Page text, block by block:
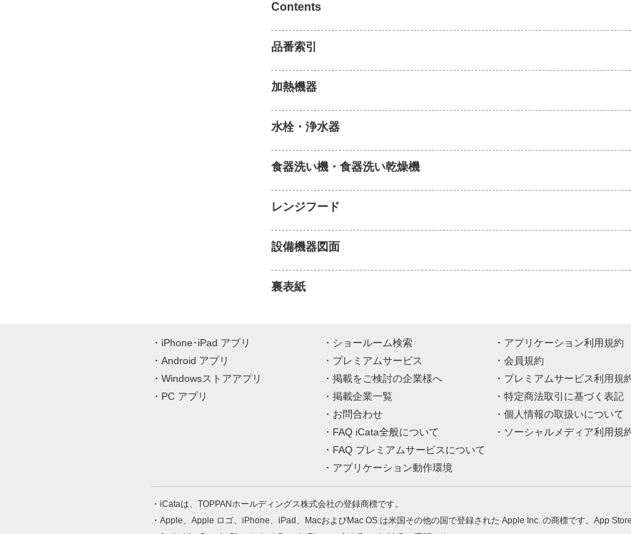
Contents
品番索引
加熱機器
水栓・浄水器
食器洗い機・食器洗い乾燥機
レンジフード
設備機器図面
裏表紙
iPhone･iPad アプリ
Android アプリ
Windowsストアアプリ
PC アプリ
ショールーム検索
プレミアムサービス
掲載をご検討の企業様へ
掲載企業一覧
お問合わせ
FAQ iCata全般について
FAQ プレミアムサービスについて
アプリケーション動作環境
アプリケーション利用規約
会員規約
プレミアムサービス利用規
特定商法取引に基づく表記
個人情報の取扱いについて
ソーシャルメディア利用規
iCataは、TOPPANホールディングス株式会社の登録商標です。
Apple、Apple ロゴ、iPhone、iPad、MacおよびMac OS は米国その他の国で登録された Apple Inc. の商標です。App